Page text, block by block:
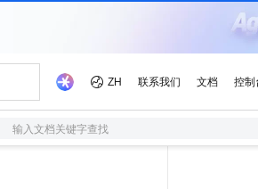
输入文档关键字查找